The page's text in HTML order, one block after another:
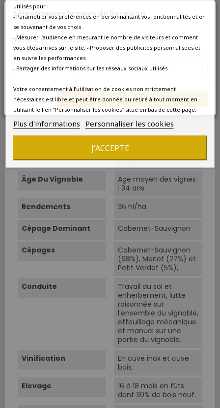
Sélectionnez le pays de livraison
Nos prix et les frais peuvent varier en fonction du
pays/de la région de livraison.
France métropolitaine
Annuler Enregistrer les modifications
Couleur
Type
Classement Cru Bourgeois
Situation
Plateau à une altitude
proximité des
appellations Saint
Estèphe et Pauillac.
Superficie
50 ha.
Graves garonnaises
des périodes Gunz en
Mindel.
Âge Du Vignoble
Age moyen des vignes
: 34 ans.
Rendements
36 hl/ha.
Cépage Dominant Cabernet-Sauvignon
Cépages
Cabernet-Sauvignon
(68%), Merlot (27%) et
Petit Verdot (5%),
Conduite
Travail du sol et
enherbement, lutte
raisonnée sur
l’ensemble du vignoble,
effeuillage mécanique
et manuel sur une
partie du vignoble.
Vinification
En cuve inox et cuve
bois.
Elevage
16 à 18 mois en fûts
dont 30% de bois neuf.
utilisés pour :
- Paramétrer vos préférences en personnalisant vos fonctionnalités et en
se souvenant de vos choix.
- Mesurer l’audience en mesurant le nombre de visiteurs et comment
vous êtes arrivés sur le site. - Proposer des publicités personnalisées et
en suivre les performances.
- Partager des informations sur les réseaux sociaux utilisés.
Votre consentement à l’utilisation de cookies non strictement
nécessaires est libre et peut être donnée ou retiré à tout moment en
utilisant le lien “Personnaliser les cookies” situé en bas de cette page.
Plus d'informations Personnaliser les cookies
J'ACCEPTE